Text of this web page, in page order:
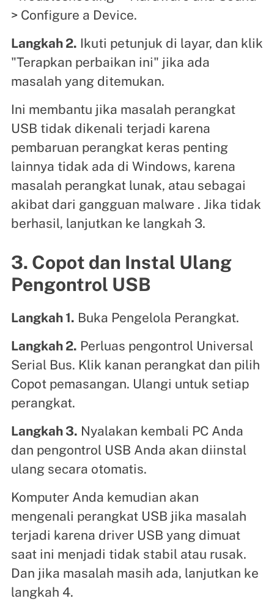
> Configure a Device.
Langkah 2. Ikuti petunjuk di layar, dan klik
"Terapkan perbaikan ini" jika ada
masalah yang ditemukan.
Ini membantu jika masalah perangkat
USB tidak dikenali terjadi karena
pembaruan perangkat keras penting
lainnya tidak ada di Windows, karena
masalah perangkat lunak, atau sebagai
akibat dari gangguan malware . Jika tidak
berhasil, lanjutkan ke langkah 3.
3. Copot dan Instal Ulang
Pengontrol USB
Langkah 1. Buka Pengelola Perangkat.
Langkah 2. Perluas pengontrol Universal
Serial Bus. Klik kanan perangkat dan pilih
Copot pemasangan. Ulangi untuk setiap
perangkat.
Langkah 3. Nyalakan kembali PC Anda
dan pengontrol USB Anda akan diinstal
ulang secara otomatis.
Komputer Anda kemudian akan
mengenali perangkat USB jika masalah
terjadi karena driver USB yang dimuat
saat ini menjadi tidak stabil atau rusak.
Dan jika masalah masih ada, lanjutkan ke
langkah 4.